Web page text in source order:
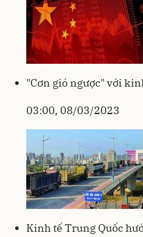
"Cơn gió ngược" với
03:00, 08/03/2023
Kinh tế Trung Quốc